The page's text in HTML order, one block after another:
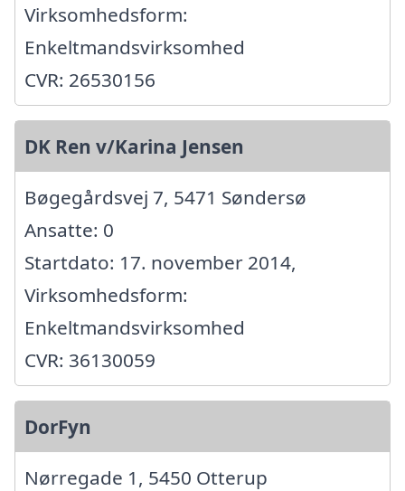
Virksomhedsform:
Enkeltmandsvirksomhed
CVR: 26530156
DK Ren v/Karina Jensen
Bøgegårdsvej 7, 5471 Søndersø
Ansatte: 0
Startdato: 17. november 2014,
Virksomhedsform:
Enkeltmandsvirksomhed
CVR: 36130059
DorFyn
Nørregade 1, 5450 Otterup